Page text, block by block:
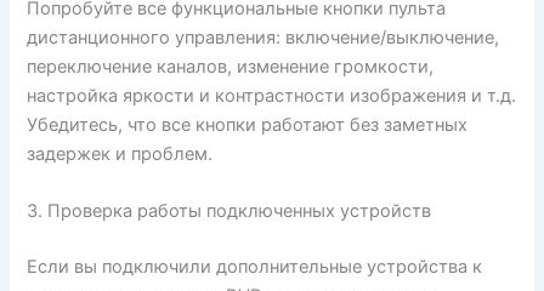
Попробуйте все функциональные кнопки пульта
дистанционного управления: включение/выключение,
переключение каналов, изменение громкости,
настройка яркости и контрастности изображения и т.д.
Убедитесь, что все кнопки работают без заметных
задержек и проблем.
3. Проверка работы подключенных устройств
Если вы подключили дополнительные устройства к